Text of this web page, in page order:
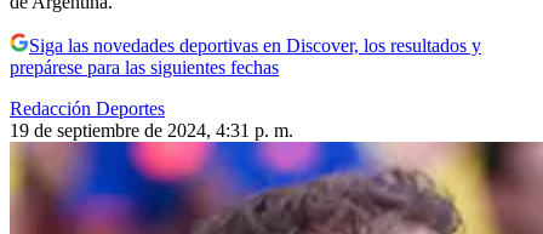
Siga las novedades deportivas en Discover, los resultados y
prepárese para las siguientes fechas
Redacción Deportes
19 de septiembre de 2024, 4:31 p. m.